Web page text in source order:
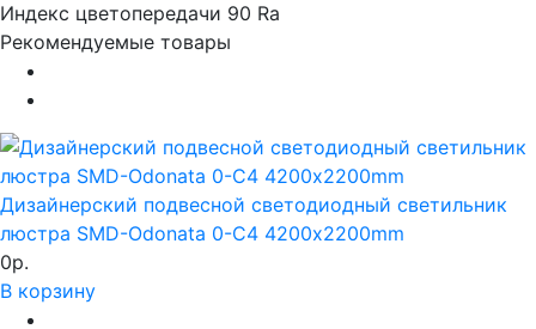
Индекс цветопередачи 90 Ra
Рекомендуемые товары
Дизайнерский подвесной светодиодный светильник
люстра SMD-Odonata 0-C4 4200х2200mm
0р.
В корзину